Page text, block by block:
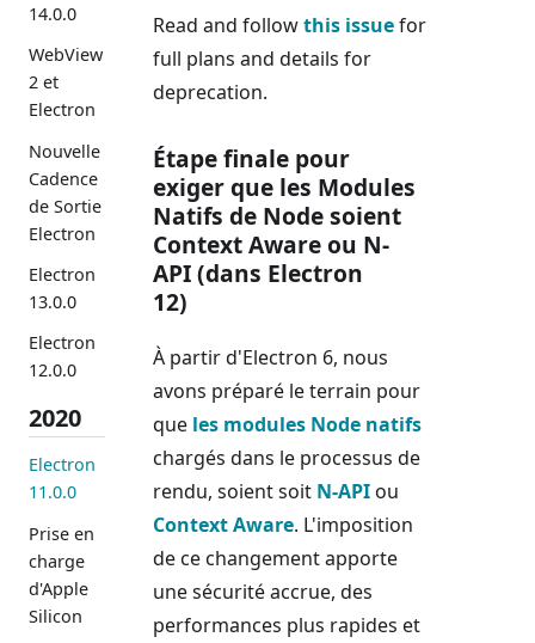
14.0.0
WebView
2 et
Electron
Nouvelle
Cadence
de Sortie
Electron
Electron
13.0.0
Electron
12.0.0
2020
Electron
11.0.0
Prise en
charge
d'Apple
Silicon
Read and followthis issuefor
full plans and details for
deprecation.
Étape finale pour
exiger que les Modules
Natifs de Node soient
Context Aware ou N-
API (dans Electron
12)
À partir d'Electron 6, nous
avons préparé le terrain pour
que les modules Node natifs
chargés dans le processus de
rendu, soient soit N-APIou
Context Aware. L'imposition
de ce changement apporte
une sécurité accrue, des
performances plus rapides et